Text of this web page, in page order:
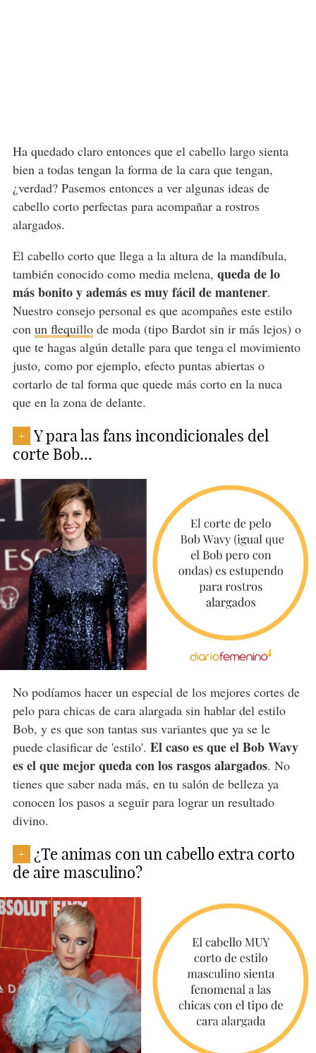
Ha quedado claro entonces que el cabello largo sienta
bien a todas tengan la forma de la cara que tengan,
¿verdad? Pasemos entonces a ver algunas ideas de
cabello corto perfectas para acompañar a rostros
alargados.
El cabello corto que llega a la altura de la mandíbula,
también conocido como media melena, queda de lo
más bonito y además es muy fácil de mantener.
Nuestro consejo personal es que acompañes este estilo
con un flequillode moda (tipo Bardot sin ir más lejos) o
que te hagas algún detalle para que tenga el movimiento
justo, como por ejemplo, efecto puntas abiertas o
cortarlo de tal forma que quede más corto en la nuca
que en la zona de delante.
+
Y para las fans incondicionales del
corte Bob...
No podíamos hacer un especial de los mejores cortes de
pelo para chicas de cara alargada sin hablar del estilo
Bob, y es que son tantas sus variantes que ya se le
puede clasificar de 'estilo'. El caso es que el Bob Wavy
es el que mejor queda con los rasgos alargados. No
tienes que saber nada más, en tu salón de belleza ya
conocen los pasos a seguir para lograr un resultado
divino.
+
¿Te animas con un cabello extra corto
de aire masculino?